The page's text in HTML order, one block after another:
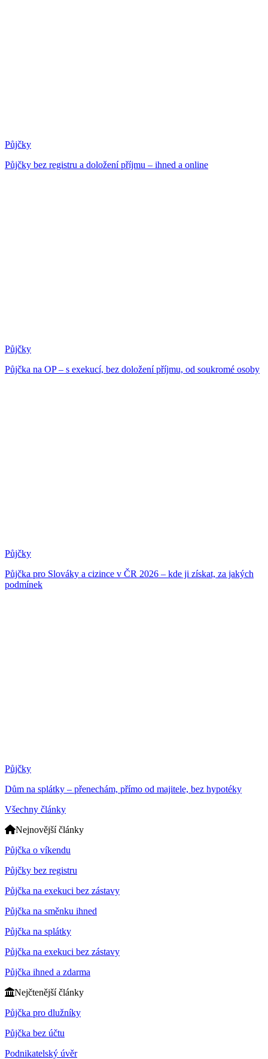
Půjčky
Půjčky bez registru a doložení příjmu – ihned a online
Půjčky
Půjčka na OP – s exekucí, bez doložení příjmu, od soukromé osoby
Půjčky
Půjčka pro Slováky a cizince v ČR 2026 – kde ji získat, za jakých
podmínek
Půjčky
Dům na splátky – přenechám, přímo od majitele, bez hypotéky
Všechny články
Nejnovější články
Půjčka o víkendu
Půjčky bez registru
Půjčka na exekuci bez zástavy
Půjčka na směnku ihned
Půjčka na splátky
Půjčka na exekuci bez zástavy
Půjčka ihned a zdarma
Nejčtenější články
Půjčka pro dlužníky
Půjčka bez účtu
Podnikatelský úvěr